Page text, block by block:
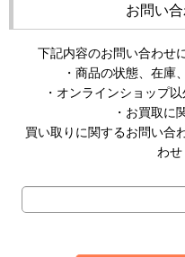
お問い
下記内容のお問い合わせ
・商品の状態、在庫
・オンラインショップ
・お買取に
買い取りに関するお問い合
わせ